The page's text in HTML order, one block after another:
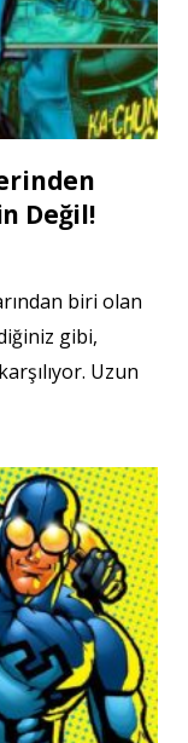
Değil!
biri olan
gibi,
Uzun